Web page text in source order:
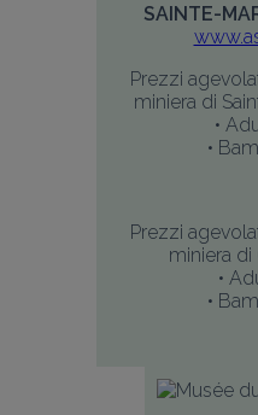
SAINTE-
Prezzi
miniera di
•
•
Prezzi
miniera di
•
•